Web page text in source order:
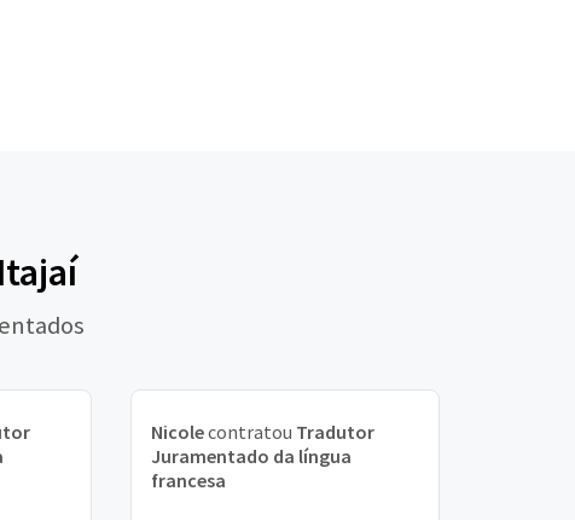
Nicolecontratou Tradutor
Juramentado da língua
francesa